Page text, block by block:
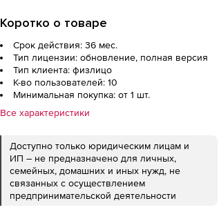
Коротко о товаре
Срок действия: 36 мес.
Тип лицензии: обновление, полная версия
Тип клиента: физлицо
К-во пользователей: 10
Минимальная покупка: от 1 шт.
Все характеристики
Доступно только юридическим лицам и
ИП – не предназначено для личных,
семейных, домашних и иных нужд, не
связанных с осуществлением
предпринимательской деятельности